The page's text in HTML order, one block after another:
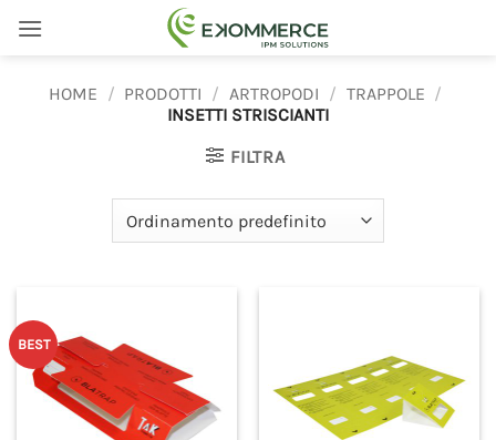
HOME / PRODOTTI / ARTROPODI / TRAPPOLE /
INSETTI STRISCIANTI
FILTRA
BEST